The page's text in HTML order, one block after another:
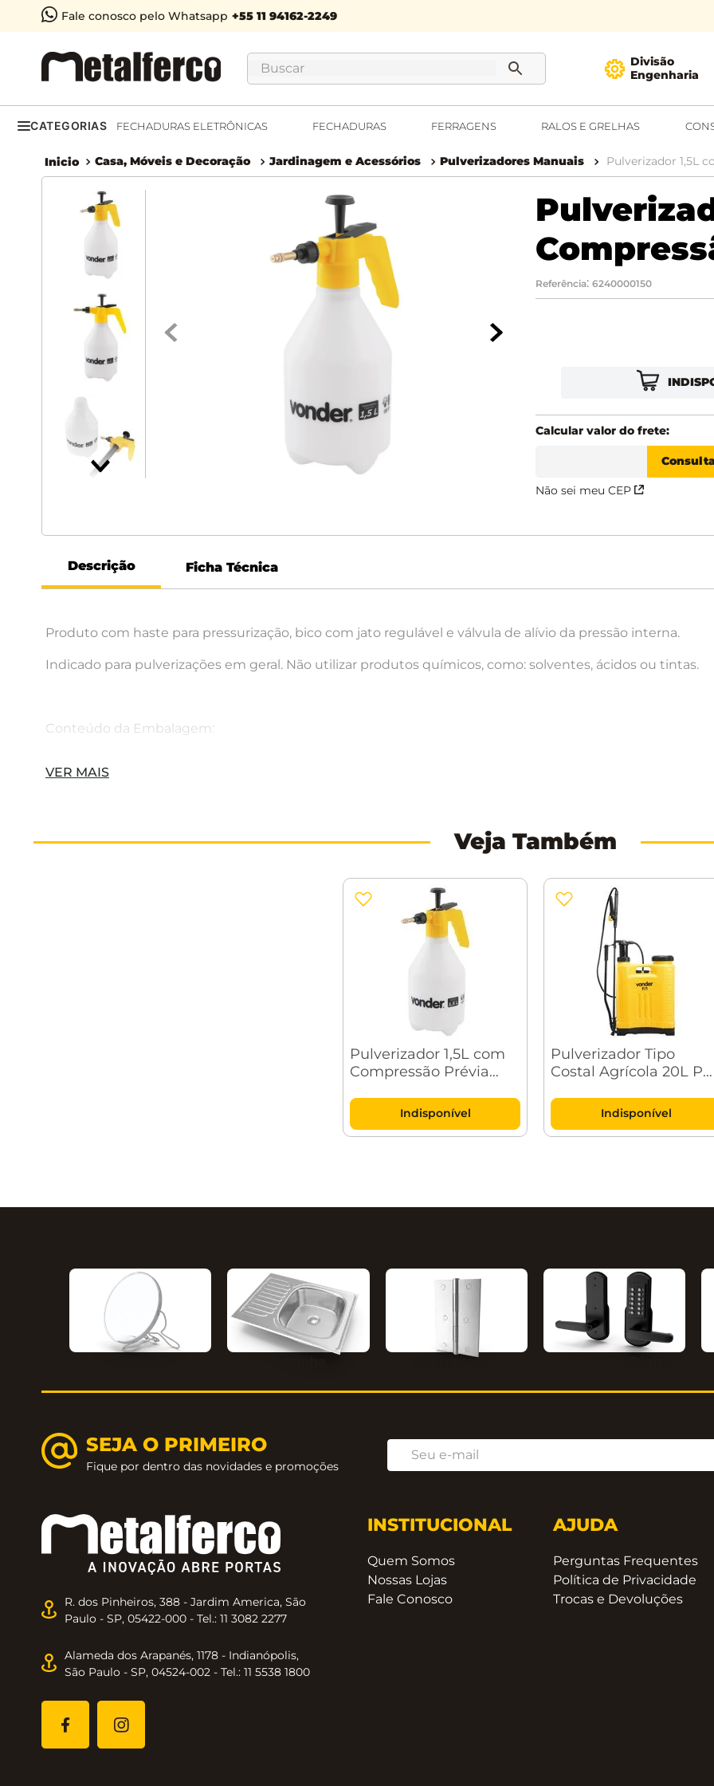
Fale conosco pelo Whatsapp
Buscar
Divisão
Engenharia
CATEGORIAS FECHADURAS ELETRÔNICAS FECHADURAS FERRAGENS RALOS E GRELHAS
Casa, Móveis e Decoração Jardinagem e Acessórios Pulverizadores Manuais Pulverizador 1,5L
Referência: 6240000150
Não sei meu CEP
Descrição Ficha Técnica
Produto com haste para pressurização, bico com jato regulável e válvula de alívio da pressão interna.
Indicado para pulverizações em geral. Não utilizar produtos químicos, como: solventes, ácidos ou tintas.
Conteúdo da Embalagem:
VER MAIS
Veja Também
Pulverizador 1,5L com
Compressão Prévia
Indisponível
Pulverizador Tipo
Costal Agrícola 20L PC
Indisponível
Ferragens
SEJA O PRIMEIRO
Fique por dentro das novidades e promoções
R. dos Pinheiros, 388 - Jardim America, São
Paulo - SP, 05422-000 - Tel.: 11 3082 2277
Alameda dos Arapanés, 1178 - Indianópolis,
São Paulo - SP, 04524-002 - Tel.: 11 5538 1800
INSTITUCIONAL
Quem Somos
Nossas Lojas
Fale Conosco
AJUDA
Perguntas Frequentes
Política de Privacidade
Trocas e Devoluções